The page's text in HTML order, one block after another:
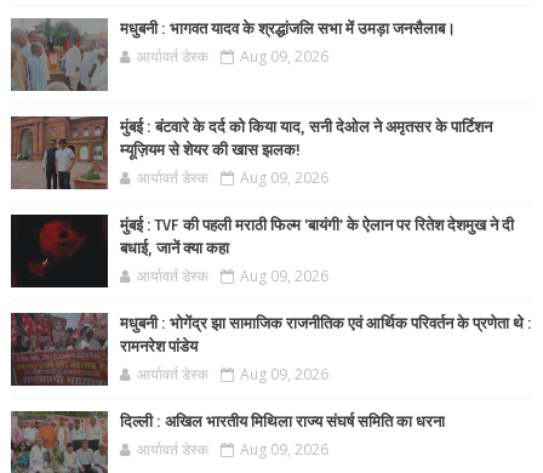
मधुबनी : भागवत यादव के श्रद्धांजलि सभा में उमड़ा जनसैलाब।
आर्यावर्त डेस्क Aug 09, 2026
मुंबई : बंटवारे के दर्द को किया याद, सनी देओल ने अमृतसर के पार्टिशन
म्यूज़ियम से शेयर की खास झलक!
आर्यावर्त डेस्क Aug 09, 2026
मुंबई : TVF की पहली मराठी फिल्म 'बायंगी' के ऐलान पर रितेश देशमुख ने दी
बधाई, जानें क्या कहा
आर्यावर्त डेस्क Aug 09, 2026
मधुबनी : भोगेंद्र झा सामाजिक राजनीतिक एवं आर्थिक परिवर्तन के प्रणेता थे :
रामनरेश पांडेय
आर्यावर्त डेस्क Aug 09, 2026
दिल्ली : अखिल भारतीय मिथिला राज्य संघर्ष समिति का धरना
आर्यावर्त डेस्क Aug 09, 2026